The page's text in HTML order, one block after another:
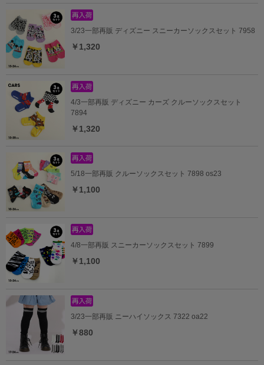
3/23一部再販 ディズニー スニーカーソックスセット 7958
￥1,320
4/3一部再販 ディズニー カーズ クルーソックスセット
7894
￥1,320
5/18一部再販 クルーソックスセット 7898 os23
￥1,100
4/8一部再販 スニーカーソックスセット 7899
￥1,100
3/23一部再販 ニーハイソックス 7322 oa22
￥880